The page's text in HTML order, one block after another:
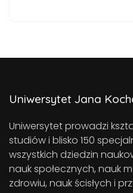
Uniwersytet Jana
Uniwersytet prowadzi
studiów i blisko 150
wszystkich dziedzin
nauk społecznych, nauk
zdrowiu, nauk ścisłych i